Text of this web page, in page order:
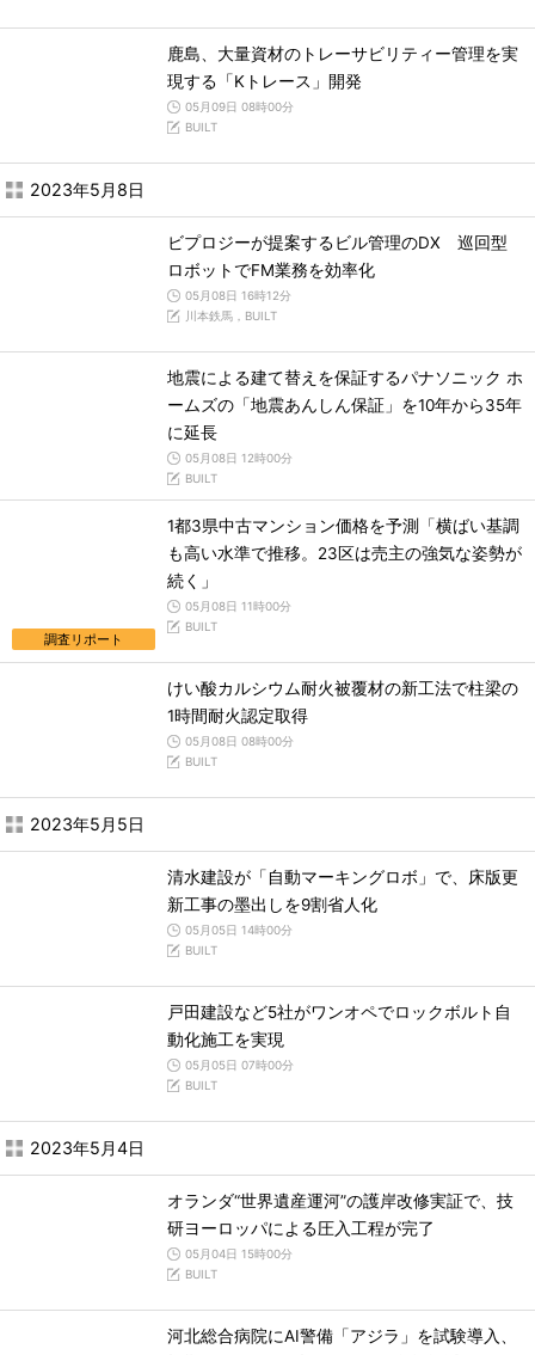
鹿島、大量資材のトレーサビリティー管理を実
現する「Kトレース」開発
05月09日 08時00分
BUILT
2023年5月8日
ビプロジーが提案するビル管理のDX 巡回型
ロボットでFM業務を効率化
05月08日 16時12分
川本鉄馬，BUILT
地震による建て替えを保証するパナソニック ホ
ームズの「地震あんしん保証」を10年から35年
に延長
05月08日 12時00分
BUILT
調査リポート
1都3県中古マンション価格を予測「横ばい基調
も高い水準で推移。23区は売主の強気な姿勢が
続く」
05月08日 11時00分
BUILT
けい酸カルシウム耐火被覆材の新工法で柱梁の
1時間耐火認定取得
05月08日 08時00分
BUILT
2023年5月5日
清水建設が「自動マーキングロボ」で、床版更
新工事の墨出しを9割省人化
05月05日 14時00分
BUILT
戸田建設など5社がワンオペでロックボルト自
動化施工を実現
05月05日 07時00分
BUILT
2023年5月4日
オランダ“世界遺産運河”の護岸改修実証で、技
研ヨーロッパによる圧入工程が完了
05月04日 15時00分
BUILT
河北総合病院にAI警備「アジラ」を試験導入、